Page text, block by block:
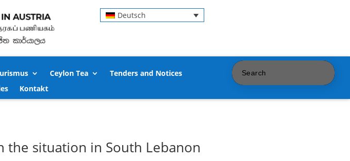
Deutsch
Ceylon Tea
Tenders and Notices
Kontakt
the situation in South Lebanon